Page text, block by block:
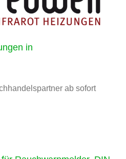
in
ab sofort